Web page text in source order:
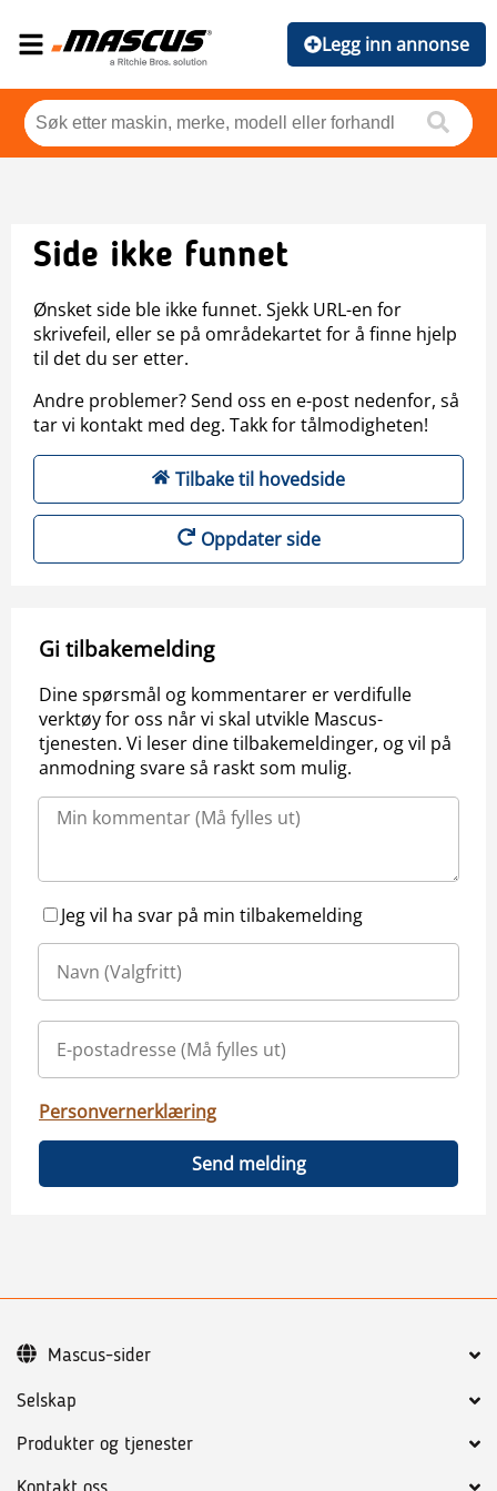
Legg inn annonse
Side ikke funnet
Ønsket side ble ikke funnet. Sjekk URL-en for
skrivefeil, eller se på områdekartet for å finne hjelp
til det du ser etter.
Andre problemer? Send oss en e-post nedenfor, så
tar vi kontakt med deg. Takk for tålmodigheten!
Tilbake til hovedside
Oppdater side
Gi tilbakemelding
Dine spørsmål og kommentarer er verdifulle
verktøy for oss når vi skal utvikle Mascus-
tjenesten. Vi leser dine tilbakemeldinger, og vil på
anmodning svare så raskt som mulig.
Jeg vil ha svar på min tilbakemelding
Personvernerklæring
Send melding
Selskap
Produkter og tjenester
Mascus-sider